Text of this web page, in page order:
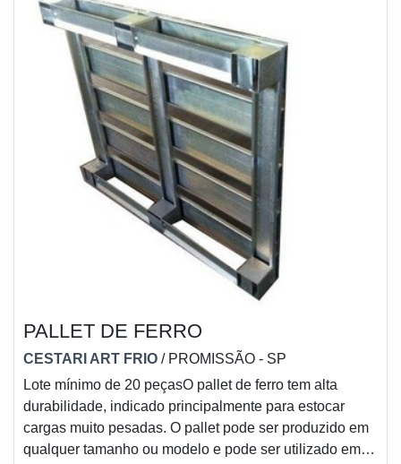
PALLET DE FERRO
CESTARI ART FRIO / PROMISSÃO - SP
Lote mínimo de 20 peçasO pallet de ferro tem alta
durabilidade, indicado principalmente para estocar
cargas muito pesadas. O pallet pode ser produzido em
qualquer tamanho ou modelo e pode ser utilizado em